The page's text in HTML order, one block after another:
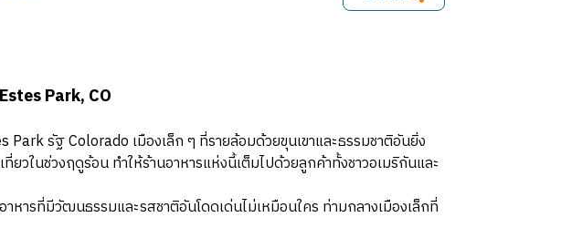
Park, CO
Park รัฐ Colorado เมืองเล็ก ๆ ที่รายล้อมด้วยขุนเขาและธรรมชาติอันยิ่ง
ในช่วงฤดูร้อน ทำให้ร้านอาหารแห่งนี้เต็มไปด้วยลูกค้าทั้งชาวอเมริกันและ
ารที่มีวัฒนธรรมและรสชาติอันโดดเด่นไม่เหมือนใคร ท่ามกลางเมืองเล็กที่